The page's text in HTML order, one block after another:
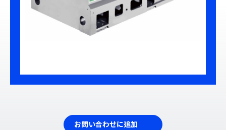
お問い合わせに追加